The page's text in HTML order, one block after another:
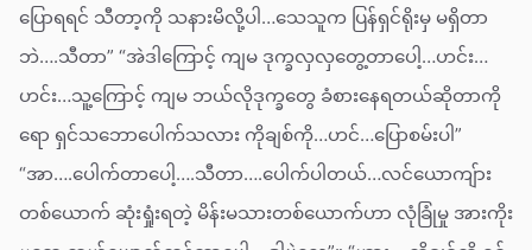
ပြောရရင် သီတာ့ကို သနားမိလို့ပါ…သေသူက ပြန်ရှင်ရိုးမှ မရှိတာ
ဘဲ….သီတာ” “အဲဒါကြောင့် ကျမ ဒုက္ခလှလှတွေ့တာပေါ့…ဟင်း…
ဟင်း…သူ့ကြောင့် ကျမ ဘယ်လိုဒုက္ခတွေ ခံစားနေရတယ်ဆိုတာကို
ရော ရှင်သဘောပေါက်သလား ကိုချစ်ကို…ဟင်…ပြောစမ်းပါ”
“အာ….ပေါက်တာပေါ့….သီတာ….ပေါက်ပါတယ်…လင်ယောကျ်ား
တစ်ယောက် ဆုံးရှုံးရတဲ့ မိန်းမသားတစ်ယောက်ဟာ လုံခြုံမှု အားကိုး